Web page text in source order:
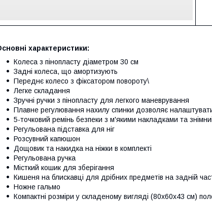
характеристики:
Колеса з пінопласту діаметром 30 см
Задні колеса, що амортизують
Переднє колесо з фіксатором повороту\
Легке складання
Зручні ручки з пінопласту для легкого маневрування
Плавне регулювання нахилу спинки дозволяє
5-точковий ремінь безпеки з м'якими накладками та
Регульована підставка для ніг
Розсувний капюшон
Дощовик та накидка на ніжки в комплекті
Регульована ручка
Місткий кошик для зберігання
Кишеня на блискавці для дрібних предметів на задній
Ножне гальмо
Компактні розміри у складеному вигляді (80x60x43 см)